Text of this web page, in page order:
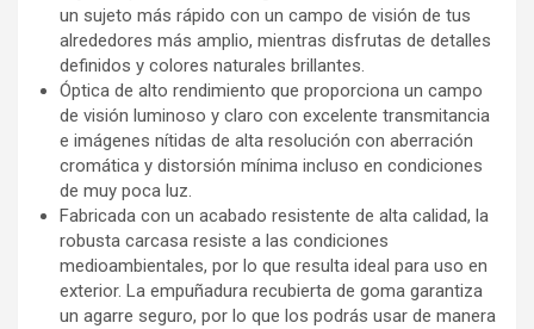
un sujeto más rápido con un campo de visión de tus
alrededores más amplio, mientras disfrutas de detalles
definidos y colores naturales brillantes.
Óptica de alto rendimiento que proporciona un campo
de visión luminoso y claro con excelente transmitancia
e imágenes nítidas de alta resolución con aberración
cromática y distorsión mínima incluso en condiciones
de muy poca luz.
Fabricada con un acabado resistente de alta calidad, la
robusta carcasa resiste a las condiciones
medioambientales, por lo que resulta ideal para uso en
exterior. La empuñadura recubierta de goma garantiza
un agarre seguro, por lo que los podrás usar de manera